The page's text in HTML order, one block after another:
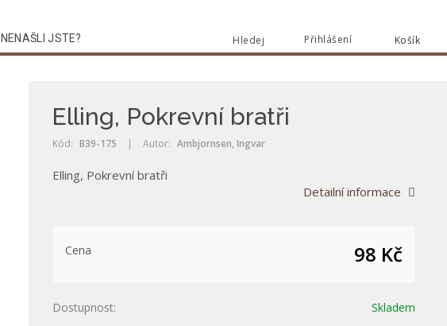
Košík
Přihlášení
Hledej
NENAŠLI JSTE?
Elling, Pokrevní bratři
Kód: B39-175 | Autor: Ambjornsen, Ingvar
Elling, Pokrevní bratři
Detailní informace
Cena 98 Kč
Dostupnost: Skladem